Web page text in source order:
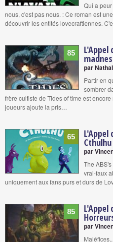
Qui a
nous, c'est pas nous. : Ce roman est
découvrir les entités lovecraftiennes.
85 L'Appel
par
Partir en
sombrer
frère cultiste de Tides of time est
joueurs ajoute la pris…
65 L'Appel
par
The
vrai-faux
uniquement aux fans purs et durs de
85 L'Appel
par